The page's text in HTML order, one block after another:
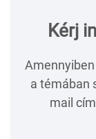
Kérj
a témában
mail